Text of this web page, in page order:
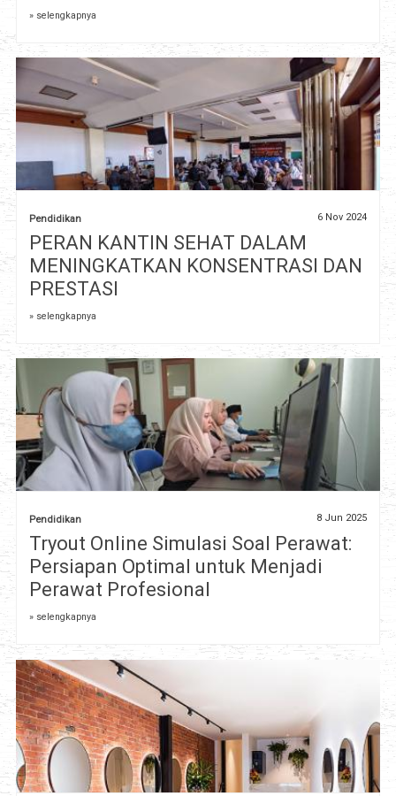
» selengkapnya
Pendidikan 6 Nov 2024
PERAN KANTIN SEHAT DALAM
MENINGKATKAN KONSENTRASI DAN
PRESTASI
» selengkapnya
Pendidikan 8 Jun 2025
Tryout Online Simulasi Soal Perawat:
Persiapan Optimal untuk Menjadi
Perawat Profesional
» selengkapnya